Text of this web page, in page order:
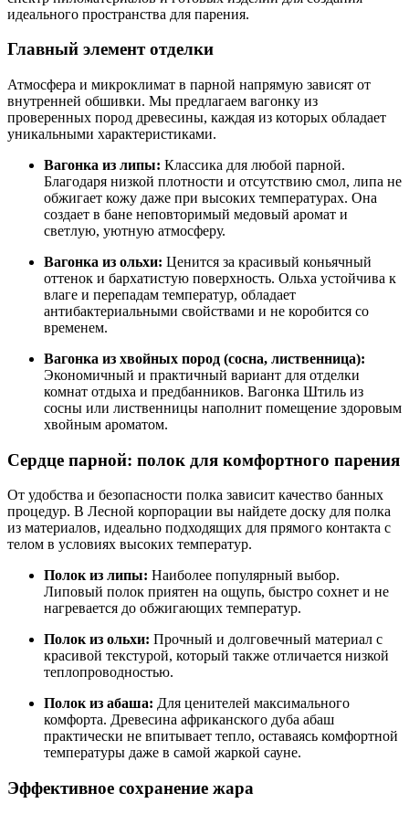
идеального пространства для парения.
Главный элемент отделки
Атмосфера и микроклимат в парной напрямую зависят от
внутренней обшивки. Мы предлагаем вагонку из
проверенных пород древесины, каждая из которых обладает
уникальными характеристиками.
Вагонка из липы: Классика для любой парной.
Благодаря низкой плотности и отсутствию смол, липа не
обжигает кожу даже при высоких температурах. Она
создает в бане неповторимый медовый аромат и
светлую, уютную атмосферу.
Вагонка из ольхи: Ценится за красивый коньячный
оттенок и бархатистую поверхность. Ольха устойчива к
влаге и перепадам температур, обладает
антибактериальными свойствами и не коробится со
временем.
Вагонка из хвойных пород (сосна, лиственница):
Экономичный и практичный вариант для отделки
комнат отдыха и предбанников. Вагонка Штиль из
сосны или лиственницы наполнит помещение здоровым
хвойным ароматом.
Сердце парной: полок для комфортного парения
От удобства и безопасности полка зависит качество банных
процедур. В Лесной корпорации вы найдете доску для полка
из материалов, идеально подходящих для прямого контакта с
телом в условиях высоких температур.
Полок из липы: Наиболее популярный выбор.
Липовый полок приятен на ощупь, быстро сохнет и не
нагревается до обжигающих температур.
Полок из ольхи: Прочный и долговечный материал с
красивой текстурой, который также отличается низкой
теплопроводностью.
Полок из абаша: Для ценителей максимального
комфорта. Древесина африканского дуба абаш
практически не впитывает тепло, оставаясь комфортной
температуры даже в самой жаркой сауне.
Эффективное сохранение жара